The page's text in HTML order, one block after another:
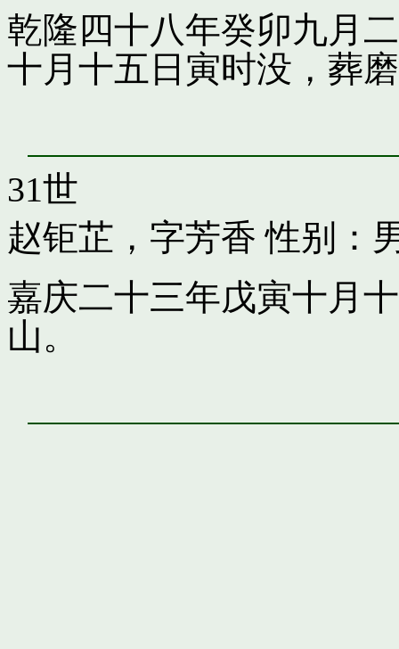
乾隆四十八年癸卯九月
十月十五日寅时没，葬
31世
赵钜芷，字芳香 性别：
嘉庆二十三年戊寅十月
山。